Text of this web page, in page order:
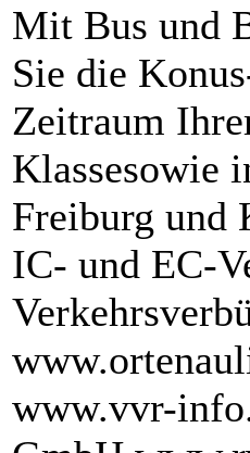
Mit Bus und
Sie die
Zeitraum
Klassesowie
Freiburg und
IC- und EC-
www.vvr-